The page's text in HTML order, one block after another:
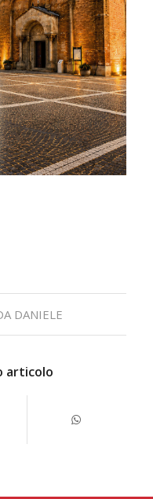
DANIELE
articolo